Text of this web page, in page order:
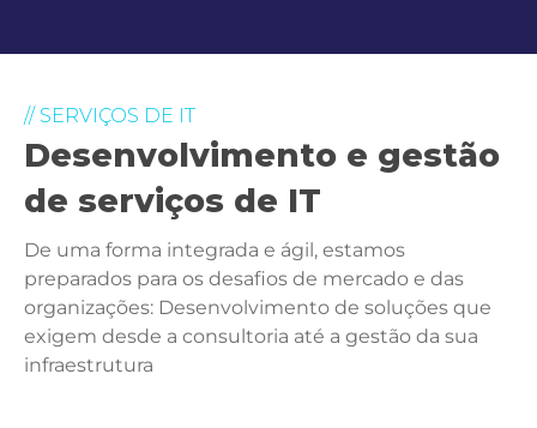
// SERVIÇOS DE IT
Desenvolvimento e gestão
de serviços de IT
De uma forma integrada e ágil, estamos
preparados para os desafios de mercado e das
organizações: Desenvolvimento de soluções que
exigem desde a consultoria até a gestão da sua
infraestrutura